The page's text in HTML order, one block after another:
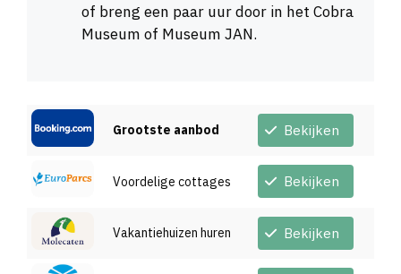
of breng een paar uur door in het Cobra
Museum of Museum JAN.
Grootste aanbod Bekijken
Voordelige cottages Bekijken
Vakantiehuizen huren Bekijken